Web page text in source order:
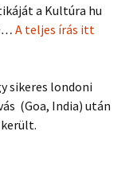
a Kultúra hu
A teljes írás itt
sikeres londoni
(Goa, India) után